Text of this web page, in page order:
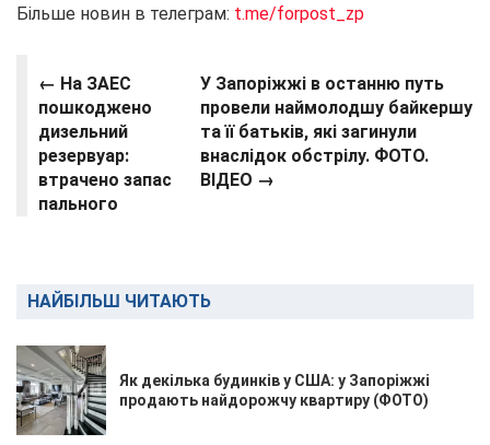
Більше новин в телеграм: t.me/forpost_zp
← На ЗАЕС
пошкоджено
дизельний
резервуар:
втрачено запас
пального
У Запоріжжі в останню путь
провели наймолодшу байкершу
та її батьків, які загинули
внаслідок обстрілу. ФОТО.
ВІДЕО →
НАЙБІЛЬШ ЧИТАЮТЬ
Як декілька будинків у США: у Запоріжжі
продають найдорожчу квартиру (ФОТО)